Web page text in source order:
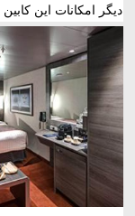
این کابین 12 متر مربعی هستند.